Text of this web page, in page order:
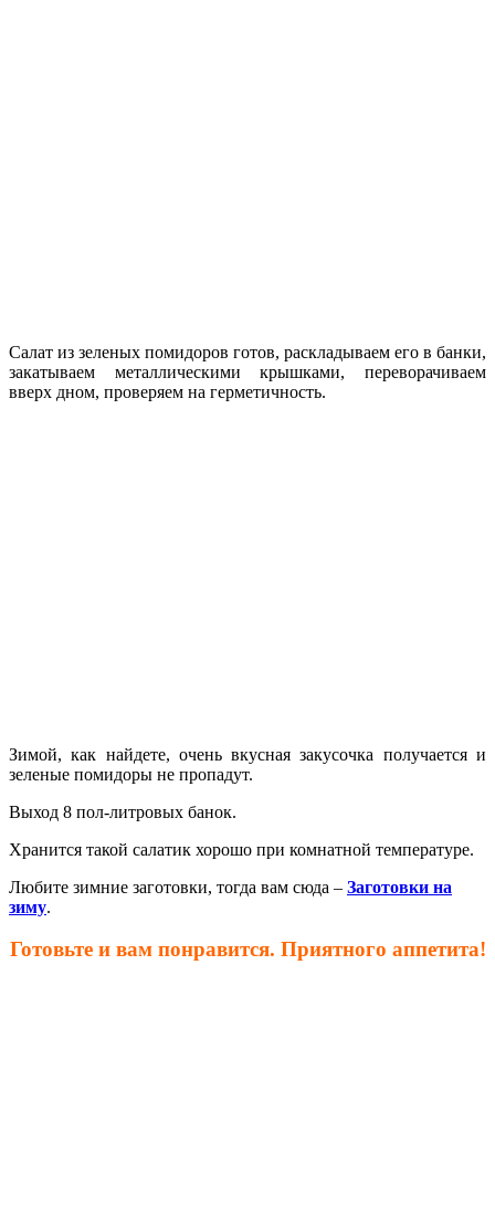
Салат из зеленых помидоров готов, раскладываем его в банки,
закатываем металлическими крышками, переворачиваем
вверх дном, проверяем на герметичность.
Зимой, как найдете, очень вкусная закусочка получается и
зеленые помидоры не пропадут.
Выход 8 пол-литровых банок.
Хранится такой салатик хорошо при комнатной температуре.
Любите зимние заготовки, тогда вам сюда – Заготовки на
зиму.
Готовьте и вам понравится. Приятного аппетита!